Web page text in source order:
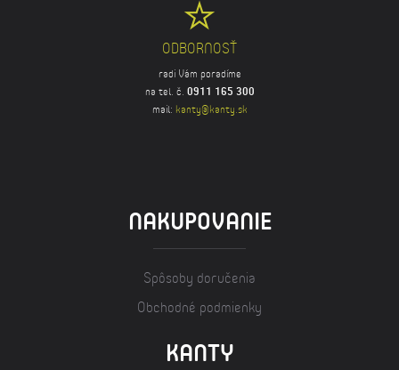
ODBORNOSŤ
radi Vám poradíme
na tel. č. 0911 165 300
mail: kanty@kanty.sk
NAKUPOVANIE
Spôsoby doručenia
Obchodné podmienky
KANTY